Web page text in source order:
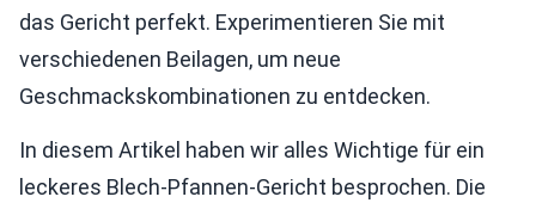
das Gericht perfekt. Experimentieren Sie mit
verschiedenen Beilagen, um neue
Geschmackskombinationen zu entdecken.
In diesem Artikel haben wir alles Wichtige für ein
leckeres Blech-Pfannen-Gericht besprochen. Die